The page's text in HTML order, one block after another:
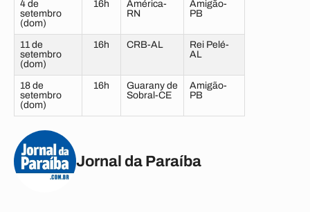
4 de
setembro
(dom)
16h
América-
RN
Amigão-
PB
11 de
setembro
(dom)
16h CRB-AL
Rei Pelé-
AL
18 de
setembro
(dom)
16h
Guarany de
Sobral-CE
Amigão-
PB
Jornal da Paraíba